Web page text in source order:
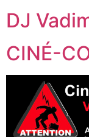
DJ
CINÉ-